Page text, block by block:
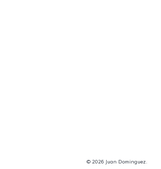
© 2026 Juan Dominguez.